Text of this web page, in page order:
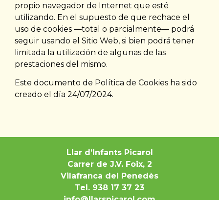
propio navegador de Internet que esté
utilizando. En el supuesto de que rechace el
uso de cookies —total o parcialmente— podrá
seguir usando el Sitio Web, si bien podrá tener
limitada la utilización de algunas de las
prestaciones del mismo.
Este documento de Política de Cookies ha sido
creado el día 24/07/2024.
Llar d’Infants Picarol
Carrer de J.V. Foix, 2
Vilafranca del Penedès
Tel. 938 17 37 23